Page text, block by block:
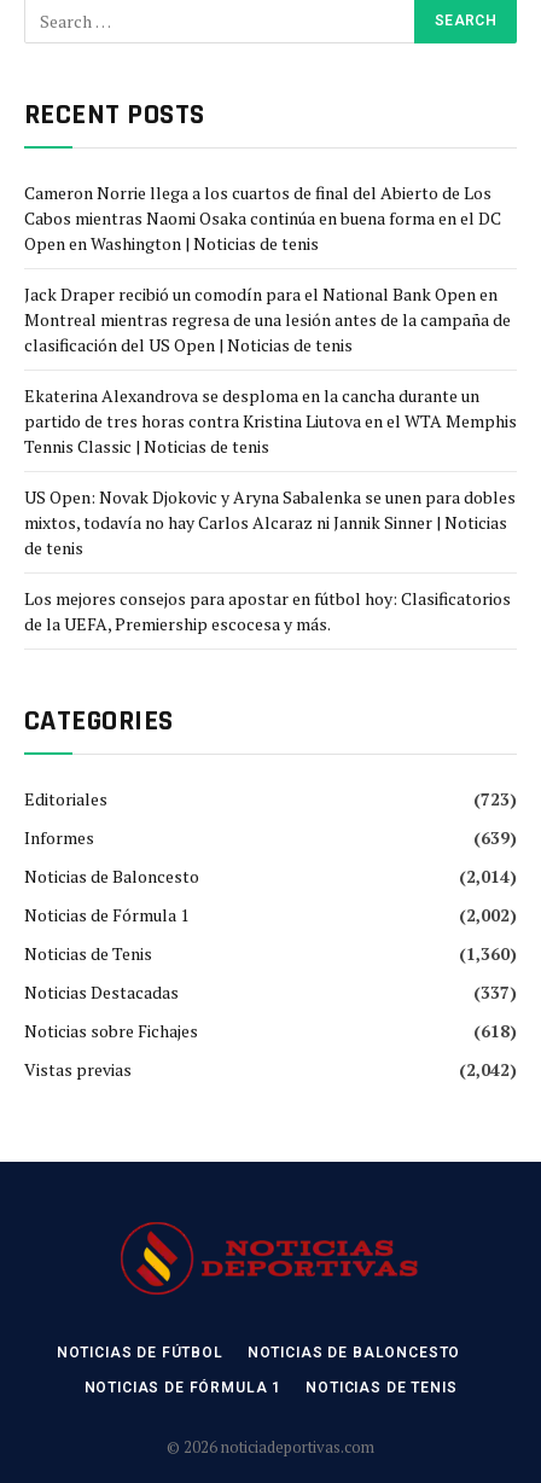
RECENT POSTS
Cameron Norrie llega a los cuartos de final del Abierto de Los
Cabos mientras Naomi Osaka continúa en buena forma en el DC
Open en Washington | Noticias de tenis
Jack Draper recibió un comodín para el National Bank Open en
Montreal mientras regresa de una lesión antes de la campaña de
clasificación del US Open | Noticias de tenis
Ekaterina Alexandrova se desploma en la cancha durante un
partido de tres horas contra Kristina Liutova en el WTA Memphis
Tennis Classic | Noticias de tenis
US Open: Novak Djokovic y Aryna Sabalenka se unen para dobles
mixtos, todavía no hay Carlos Alcaraz ni Jannik Sinner | Noticias
de tenis
Los mejores consejos para apostar en fútbol hoy: Clasificatorios
de la UEFA, Premiership escocesa y más.
CATEGORIES
Editoriales
(723)
Informes
(639)
Noticias de Baloncesto
(2,014)
Noticias de Fórmula 1
(2,002)
Noticias de Tenis
(1,360)
Noticias Destacadas
(337)
Noticias sobre Fichajes
(618)
Vistas previas
(2,042)
NOTICIAS DE FÚTBOL NOTICIAS DE BALONCESTO
NOTICIAS DE FÓRMULA 1 NOTICIAS DE TENIS
© 2026 noticiadeportivas.com